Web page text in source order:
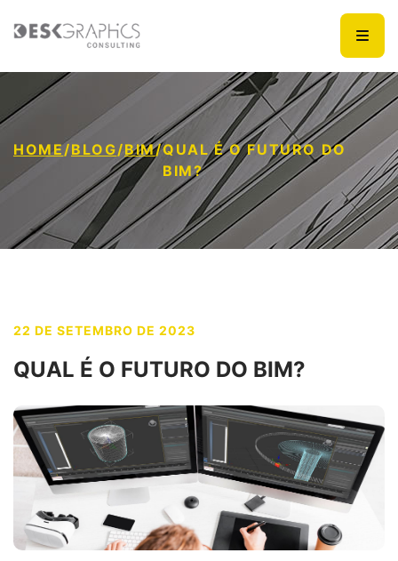
HOME/BLOG/BIM/QUAL É O FUTURO DO
BIM?
22 DE SETEMBRO DE 2023
QUAL É O FUTURO DO BIM?